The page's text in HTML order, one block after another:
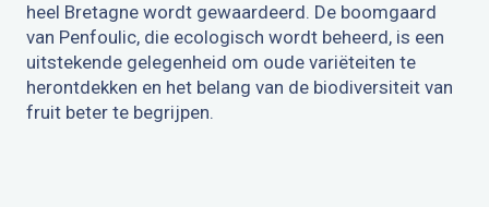
heel Bretagne wordt gewaardeerd. De boomgaard
van Penfoulic, die ecologisch wordt beheerd, is een
uitstekende gelegenheid om oude variëteiten te
herontdekken en het belang van de biodiversiteit van
fruit beter te begrijpen.